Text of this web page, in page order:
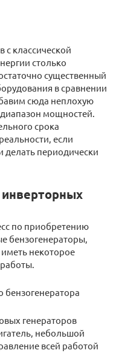
с классической
столько
существенный
в сравнении
сюда неплохую
мощностей.
срока
если
делать периодически
по приобретению
бензогенераторы,
некоторое
бензогенератора
генераторов
небольшой
всей работой